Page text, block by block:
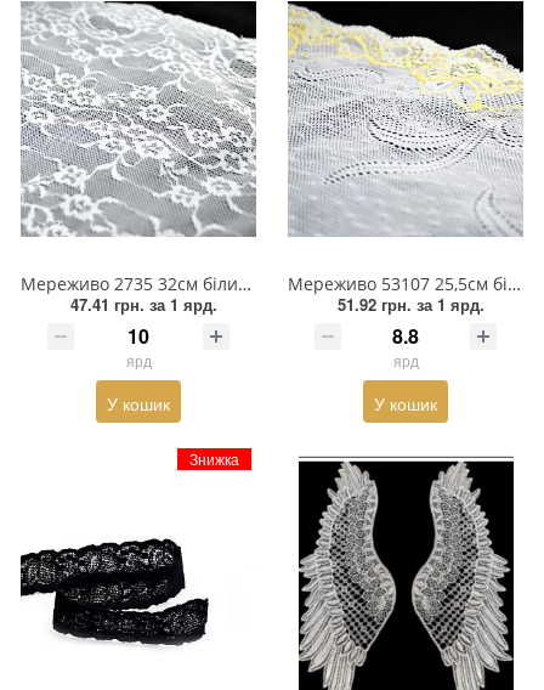
Мереживо 2735 32см білий ярд
47.41 грн. за 1 ярд.
ярд
У кошик
Мереживо 53107 25,5см біле, лимон. візерунок ярд
51.92 грн. за 1 ярд.
ярд
У кошик
Знижка